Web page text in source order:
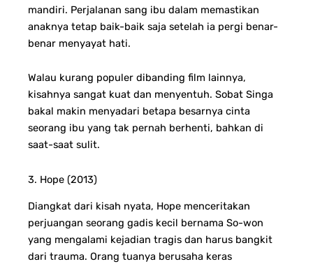
mandiri. Perjalanan sang ibu dalam memastikan
anaknya tetap baik-baik saja setelah ia pergi benar-
benar menyayat hati.
Walau kurang populer dibanding film lainnya,
kisahnya sangat kuat dan menyentuh. Sobat Singa
bakal makin menyadari betapa besarnya cinta
seorang ibu yang tak pernah berhenti, bahkan di
saat-saat sulit.
3. Hope (2013)
Diangkat dari kisah nyata, Hope menceritakan
perjuangan seorang gadis kecil bernama So-won
yang mengalami kejadian tragis dan harus bangkit
dari trauma. Orang tuanya berusaha keras